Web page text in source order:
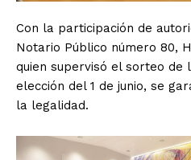
Con la participación de
Notario Público número 80,
quien supervisó el sorteo de
elección del 1 de junio, se
la legalidad.